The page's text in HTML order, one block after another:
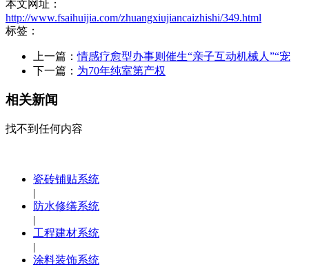
本文网址：
http://www.fsaihuijia.com/zhuangxiujiancaizhishi/349.html
标签：
上一篇：情感疗愈型办事则催生“亲子互动机械人”“宠
下一篇： 为70年纯室第产权
相关新闻
找不到任何内容
瓷砖铺贴系统
|
防水修缮系统
|
工程建材系统
|
涂料装饰系统